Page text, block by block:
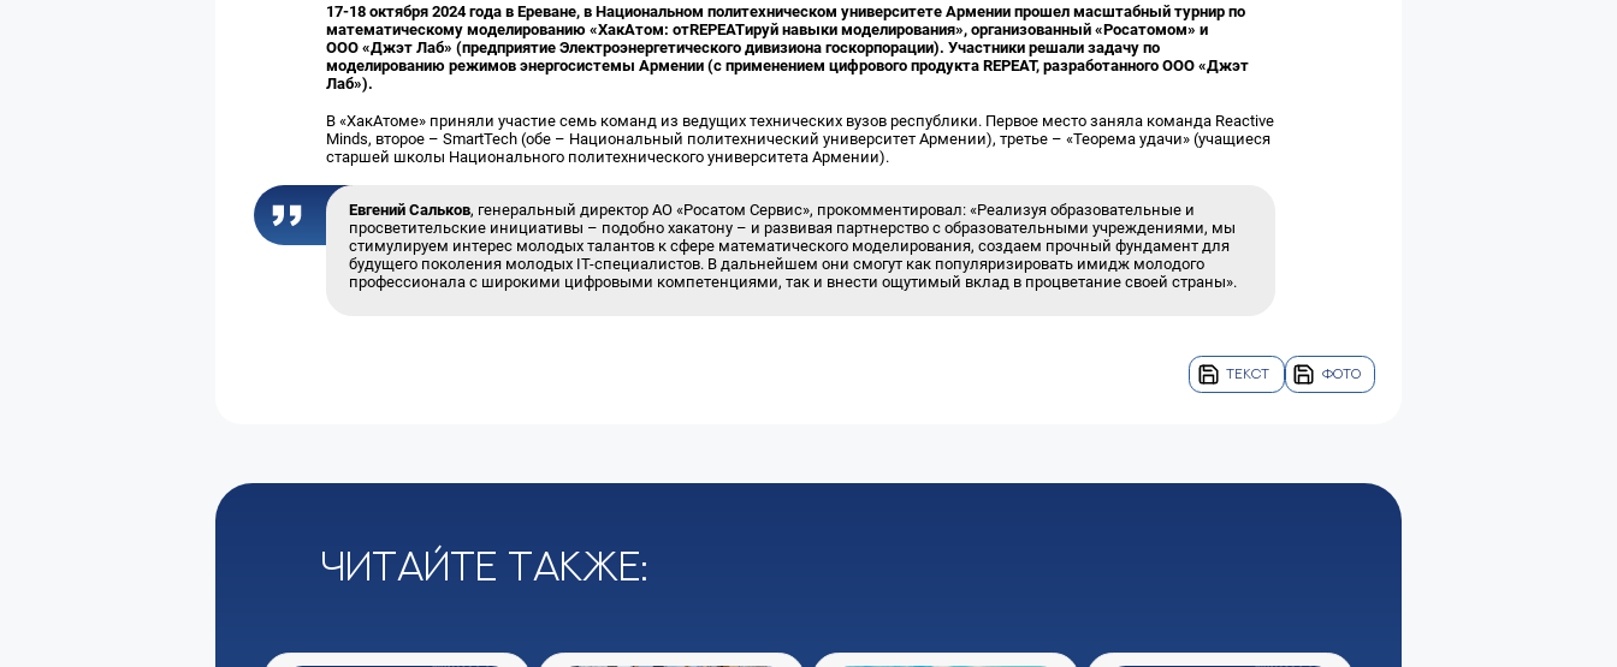
17-18 октября 2024 года в Ереване, в Национальном политехническом университете Армении прошел масштабный турнир по
математическому моделированию «ХакАтом: отREPEATируй навыки моделирования», организованный «Росатомом» и
ООО «Джэт Лаб» (предприятие Электроэнергетического дивизиона госкорпорации). Участники решали задачу по
моделированию режимов энергосистемы Армении (с применением цифрового продукта REPEAT, разработанного ООО «Джэт
Лаб»).
В «ХакАтоме» приняли участие семь команд из ведущих технических вузов республики. Первое место заняла команда Reactive
Minds, второе – SmartTech (обе – Национальный политехнический университет Армении), третье – «Теорема удачи» (учащиеся
старшей школы Национального политехнического университета Армении).
Евгений Сальков, генеральный директор АО «Росатом Сервис», прокомментировал: «Реализуя образовательные и
просветительские инициативы – подобно хакатону – и развивая партнерство с образовательными учреждениями, мы
стимулируем интерес молодых талантов к сфере математического моделирования, создаем прочный фундамент для
будущего поколения молодых IT-специалистов. В дальнейшем они смогут как популяризировать имидж молодого
профессионала с широкими цифровыми компетенциями, так и внести ощутимый вклад в процветание своей страны».
ТЕКСТ ФОТО
Читайте также: